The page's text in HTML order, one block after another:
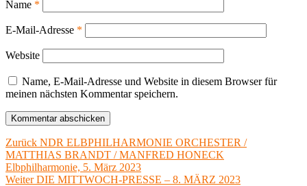
Name *
E-Mail-Adresse *
Website
Name, E-Mail-Adresse und Website in diesem Browser für
meinen nächsten Kommentar speichern.
Beitragsnavigation
Zurück Vorheriger
Beitrag:
NDR ELBPHILHARMONIE ORCHESTER /
MATTHIAS BRANDT / MANFRED HONECK
Elbphilharmonie, 5. März 2023
Weiter Nächster
DIE MITTWOCH-PRESSE – 8. MÄRZ 2023